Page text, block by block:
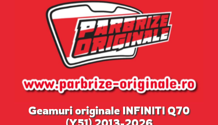
Geamuri originale INFINITI Q70